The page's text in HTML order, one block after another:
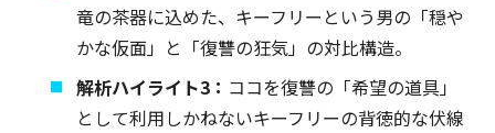
竜の茶器に込めた、キーフリーという男の「穏や
かな仮面」と「復讐の狂気」の対比構造。
解析ハイライト3： ココを復讐の「希望の道具」
として利用しかねないキーフリーの背徳的な伏線